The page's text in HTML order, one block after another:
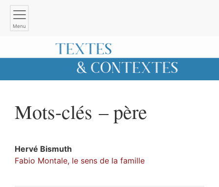
Menu
Mots-clés – père
Hervé Bismuth
Fabio Montale, le sens de la famille